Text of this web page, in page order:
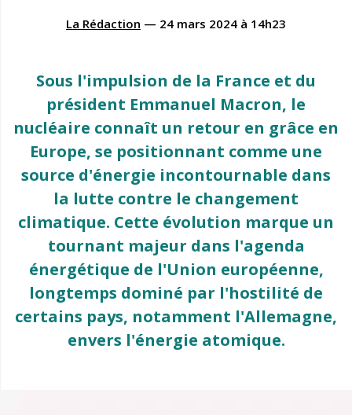
La Rédaction — 24 mars 2024 à 14h23
Sous l'impulsion de la France et du
président Emmanuel Macron, le
nucléaire connaît un retour en grâce en
Europe, se positionnant comme une
source d'énergie incontournable dans
la lutte contre le changement
climatique. Cette évolution marque un
tournant majeur dans l'agenda
énergétique de l'Union européenne,
longtemps dominé par l'hostilité de
certains pays, notamment l'Allemagne,
envers l'énergie atomique.